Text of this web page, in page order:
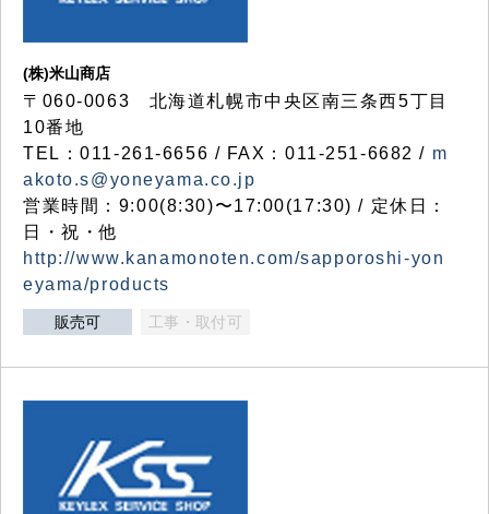
(株)米山商店
〒060-0063 北海道札幌市中央区南三条西5丁目
10番地
TEL：011-261-6656 / FAX：011-251-6682 / m
akoto.s@yoneyama.co.jp
営業時間：9:00(8:30)〜17:00(17:30) / 定休日：
日・祝・他
http://www.kanamonoten.com/sapporoshi-yon
eyama/products
販売可 工事・取付可